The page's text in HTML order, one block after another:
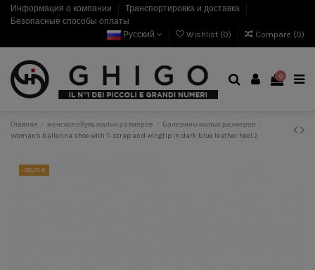
Информация о компании
Транспортировка и доставка
Безопасные способы оплаты
Русский
Wishlist (0) Compare (0)
0
Главная женская обувь малых размеров
Балерины малых размеров
Woman's ballerina shoe with T-strap and wingtip in dark blue leather heel 2
-56,00 €